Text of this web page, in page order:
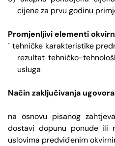
cijene za prvu godinu
Promjenljivi elementi
¨ tehničke karakteristike
rezultat tehničko-
usluga
Način zaključivanja
na osnovu pisanog
dostavi dopunu ponude ili
uslovima predviđenim